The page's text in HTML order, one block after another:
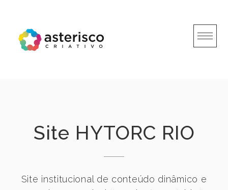
content
Site HYTORC RIO
Site institucional de conteúdo dinâmico e